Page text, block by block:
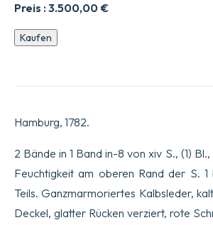
Preis :3.500,00 €
Briefe
mit
verfasst
Jahr
Menge
Kaufen
Hamburg, 1782.
2 Bände in 1 Band in-8 von xiv S., (1)
Feuchtigkeit am oberen Rand der S. 1
Teils. Ganzmarmoriertes Kalbsleder,
Deckel, glatter Rücken verziert, rote